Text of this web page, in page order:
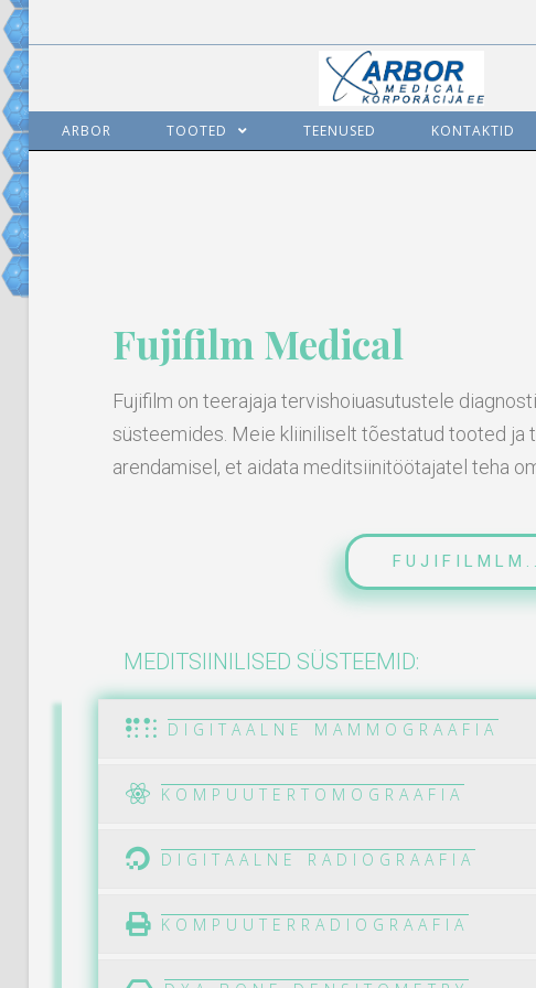
ARBOR TOOTED TEENUSED KONTAKTID
Fujifilm Medical
Fujifilm on teerajaja tervishoiuasutustele
süsteemides. Meie kliiniliselt tõestatud tooted ja
arendamisel, et aidata meditsiinitöötajatel teha
MEDITSIINILISED SÜSTEEMID:
DIGITAALNE MAMMOGRAAFIA
KOMPUUTERTOMOGRAAFIA
DIGITAALNE RADIOGRAAFIA
KOMPUUTERRADIOGRAAFIA